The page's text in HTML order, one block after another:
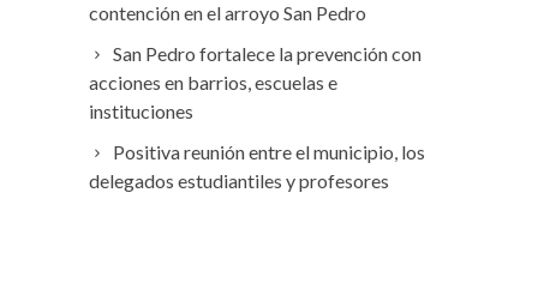
contención en el arroyo San Pedro
San Pedro fortalece la prevención con
acciones en barrios, escuelas e
instituciones
Positiva reunión entre el municipio, los
delegados estudiantiles y profesores